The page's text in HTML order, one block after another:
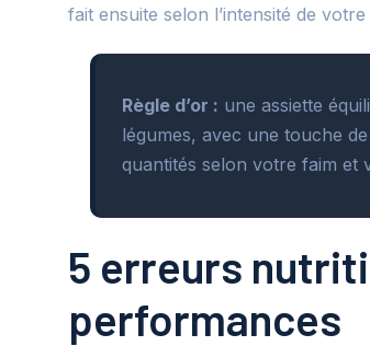
fait ensuite selon l’intensité de
Règle d’or : une assiette
légumes, avec une touche
quantités selon votre faim et
5 erreurs
performances